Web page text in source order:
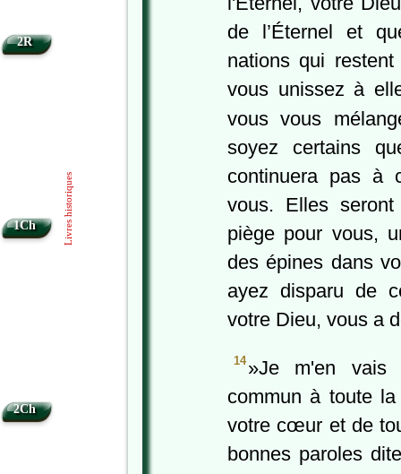
de l’Éternel et
nations qui
vous unissez à
vous vous
soyez certains
continuera pas à
vous. Elles
piège pour vous,
des épines dans
ayez disparu de
votre Dieu, vous a
14 »Je m'en vais
commun à toute
votre cœur et de
bonnes paroles
2R
1Ch
2Ch
Livres historiques